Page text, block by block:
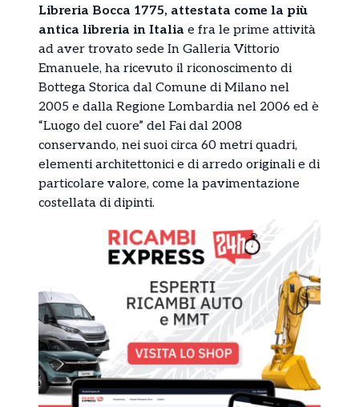
Libreria Bocca 1775, attestata come la più
antica libreria in Italia e fra le prime attività
ad aver trovato sede In Galleria Vittorio
Emanuele, ha ricevuto il riconoscimento di
Bottega Storica dal Comune di Milano nel
2005 e dalla Regione Lombardia nel 2006 ed è
“Luogo del cuore” del Fai dal 2008
conservando, nei suoi circa 60 metri quadri,
elementi architettonici e di arredo originali e di
particolare valore, come la pavimentazione
costellata di dipinti.